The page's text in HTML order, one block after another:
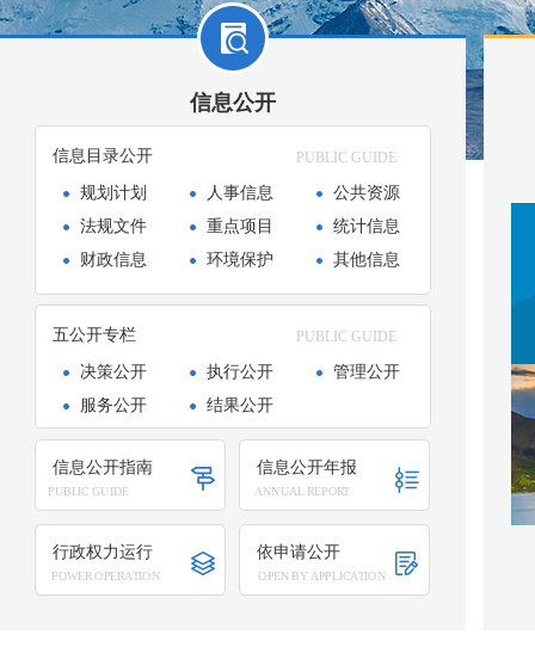
信息公开
信息目录公开 PUBLIC GUIDE
规划计划 人事信息
公共资源
法规文件
重点项目
统计信息
财政信息
环境保护 其他信息
五公开专栏 PUBLIC GUIDE
决策公开 执行公开
管理公开
服务公开
结果公开
信息公开指南
PUBLIC GUIDE
信息公开年报
ANNUAL REPORT
行政权力运行
POWER OPERATION
依申请公开
OPEN BY APPLICATION